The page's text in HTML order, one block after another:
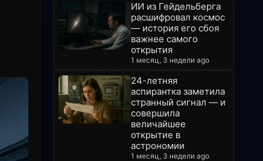
ИИ из Гейдельберга
расшифровал космос
— история его сбоя
важнее самого
открытия
1 месяц, 3 недели ago
24-летняя
аспирантка заметила
странный сигнал — и
совершила
величайшее
открытие в
астрономии
1 месяц, 3 недели ago